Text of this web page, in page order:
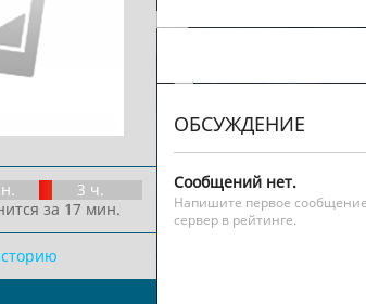
3 ч.
за 17 мин.
ОБСУЖДЕНИЕ
Сообщений нет.
Напишите первое
сервер в рейтинге.